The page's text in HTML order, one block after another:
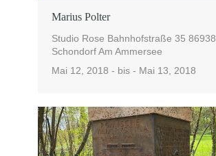
Marius Polter
Studio Rose Bahnhofstraße 35 86938
Schondorf Am Ammersee
Mai 12, 2018 - bis - Mai 13, 2018